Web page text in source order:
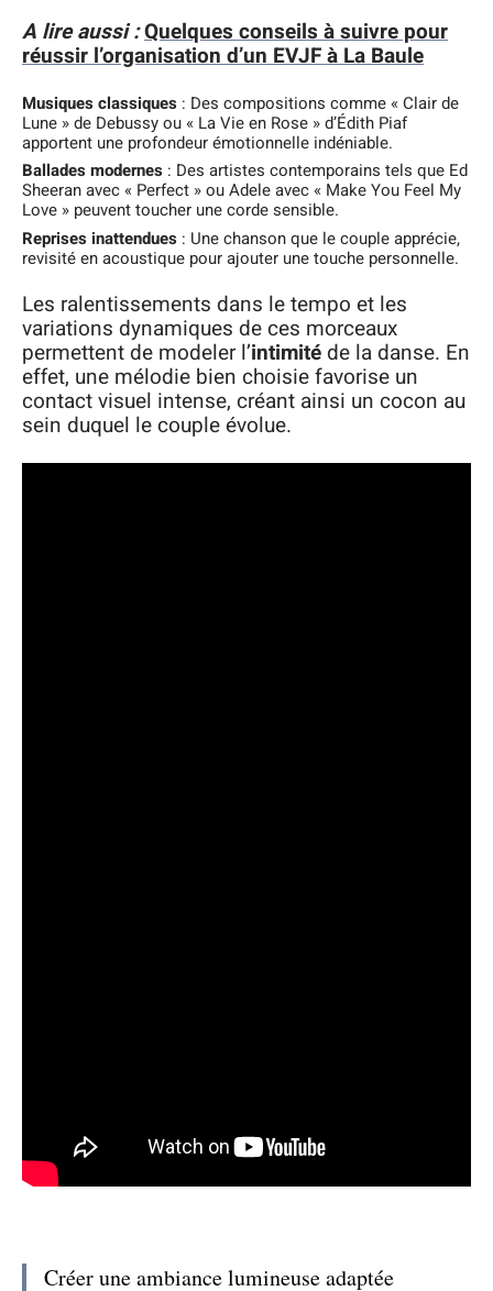
A lire aussi :Quelques conseils à suivre pour
réussir l’organisation d’un EVJF à La Baule
Musiques classiques : Des compositions comme « Clair de
Lune » de Debussy ou « La Vie en Rose » d’Édith Piaf
apportent une profondeur émotionnelle indéniable.
Ballades modernes : Des artistes contemporains tels que Ed
Sheeran avec « Perfect » ou Adele avec « Make You Feel My
Love » peuvent toucher une corde sensible.
Reprises inattendues : Une chanson que le couple apprécie,
revisité en acoustique pour ajouter une touche personnelle.
Les ralentissements dans le tempo et les
variations dynamiques de ces morceaux
permettent de modeler l’intimité de la danse. En
effet, une mélodie bien choisie favorise un
contact visuel intense, créant ainsi un cocon au
sein duquel le couple évolue.
Créer une ambiance lumineuse adaptée